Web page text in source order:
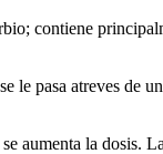
contiene
le pasa atreves de
se aumenta la dosis.